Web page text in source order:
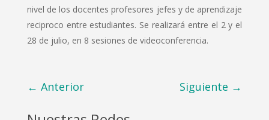
nivel de los docentes profesores jefes y de aprendizaje
reciproco entre estudiantes. Se realizará entre el 2 y el
28 de julio, en 8 sesiones de videoconferencia.
← Anterior Siguiente →